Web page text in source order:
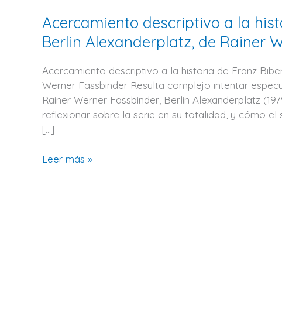
Acercamiento descriptivo a la
Berlin Alexanderplatz, de Rainer
Acercamiento descriptivo a la historia de Franz
Werner Fassbinder Resulta complejo intentar
Rainer Werner Fassbinder, Berlin Alexanderplatz
reflexionar sobre la serie en su totalidad, y cómo
[…]
a
la
historia
Franz
Biberkopf
en
Berlin
Alexanderplatz,
Rainer
Fassbinder
Leer más »